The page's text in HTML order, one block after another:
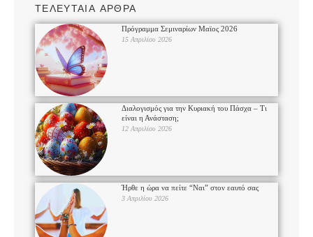
ΤΕΛΕΥΤΑΙΑ ΑΡΘΡΑ
Πρόγραμμα Σεμιναρίων Μαϊος 2026
15 Απριλίου 2026
Διαλογισμός για την Κυριακή του Πάσχα – Τι
είναι η Ανάσταση;
12 Απριλίου 2026
Ήρθε η ώρα να πείτε “Ναι” στον εαυτό σας
3 Απριλίου 2026